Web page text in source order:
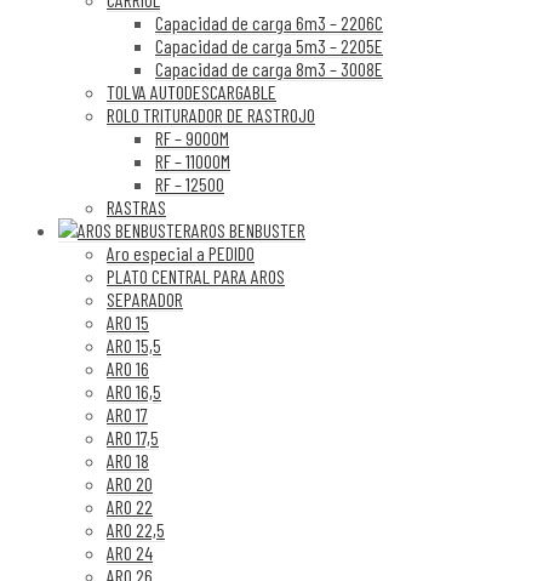
Capacidad de carga 6m3 – 2206C
Capacidad de carga 5m3 – 2205E
Capacidad de carga 8m3 – 3008E
TOLVA AUTODESCARGABLE
ROLO TRITURADOR DE RASTROJO
RF – 9000M
RF – 11000M
RF – 12500
RASTRAS
AROS BENBUSTER
Aro especial a PEDIDO
PLATO CENTRAL PARA AROS
SEPARADOR
ARO 15
ARO 15,5
ARO 16
ARO 16,5
ARO 17
ARO 17,5
ARO 18
ARO 20
ARO 22
ARO 22,5
ARO 24
ARO 26